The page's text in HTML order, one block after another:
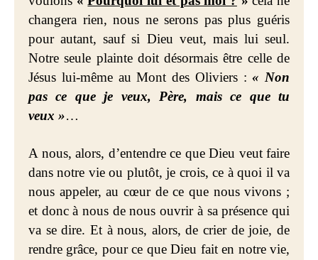
changera rien, nous ne serons pas plus guéris
pour autant, sauf si Dieu veut, mais lui seul.
Notre seule plainte doit désormais être celle de
Jésus lui-même au Mont des Oliviers :« Non
pas ce que je veux, Père, mais ce que tu
veux »…
A nous, alors, d’entendre ce que Dieu veut faire
dans notre vie ou plutôt, je crois, ce à quoi il va
nous appeler, au cœur de ce que nous vivons ;
et donc à nous de nous ouvrir à sa présence qui
va se dire. Et à nous, alors, de crier de joie, de
rendre grâce, pour ce que Dieu fait en notre vie,